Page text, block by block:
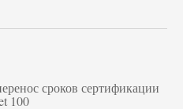
сроков сертификации
100